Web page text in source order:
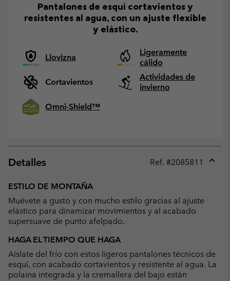
Pantalones de esquí cortavientos y
resistentes al agua, con un ajuste flexible
y elástico.
Llovizna
Ligeramente
cálido
Cortavientos
Actividades de
invierno
Omni-Shield™
Detalles Ref. #2085811
ESTILO DE MONTAÑA
Muévete a gusto y con mucho estilo gracias al ajuste
elástico para dinamizar movimientos y al acabado
supersuave de punto afelpado.
HAGA EL TIEMPO QUE HAGA
Aíslate del frío con estos ligeros pantalones técnicos de
esquí, con acabado cortavientos y resistente al agua. La
polaina integrada y la cremallera del bajo están